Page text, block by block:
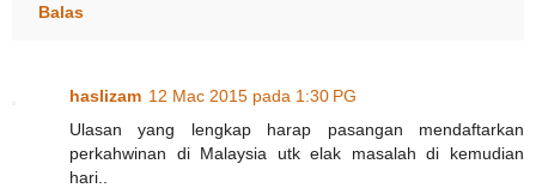
Balas
haslizam 12 Mac 2015 pada 1:30 PG
Ulasan yang lengkap harap pasangan mendaftarkan
perkahwinan di Malaysia utk elak masalah di kemudian
hari..